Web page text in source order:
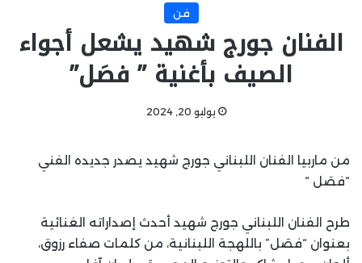
فن
الفنان جورج شهيد يشعل أجواء
الصيف بأغنية ” فصَل”
يوليو 20, 2024
من ماربيا الفنان اللبناني جورج شهيد يصدر جديده الفني
“فصَل “
طرح الفنان اللبناني جورج شهيد أحدث إصداراته الغنائية
بعنوان “فصَل” باللهجة اللبنانية، من كلمات صفاء رزوق،